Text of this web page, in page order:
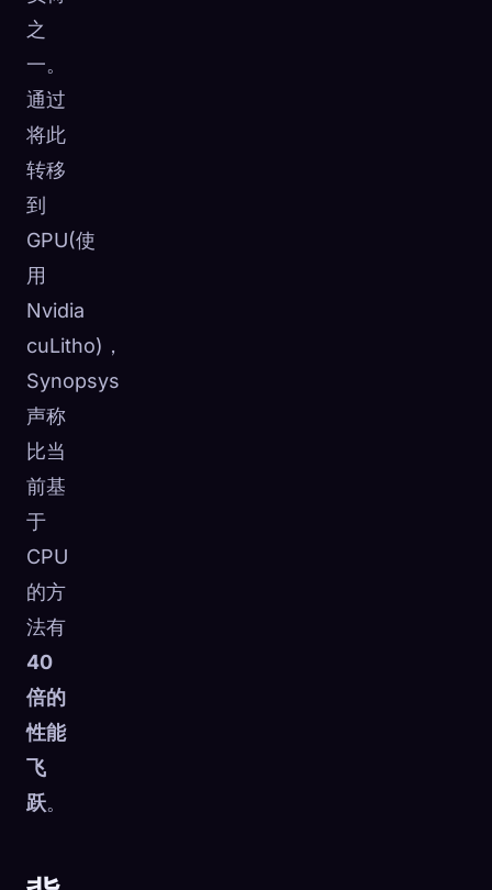
之
一。
通过
将此
转移
到
GPU(使
用
Nvidia
cuLitho)，
Synopsys
声称
比当
前基
于
CPU
的方
法有
40
倍的
性能
飞
跃。